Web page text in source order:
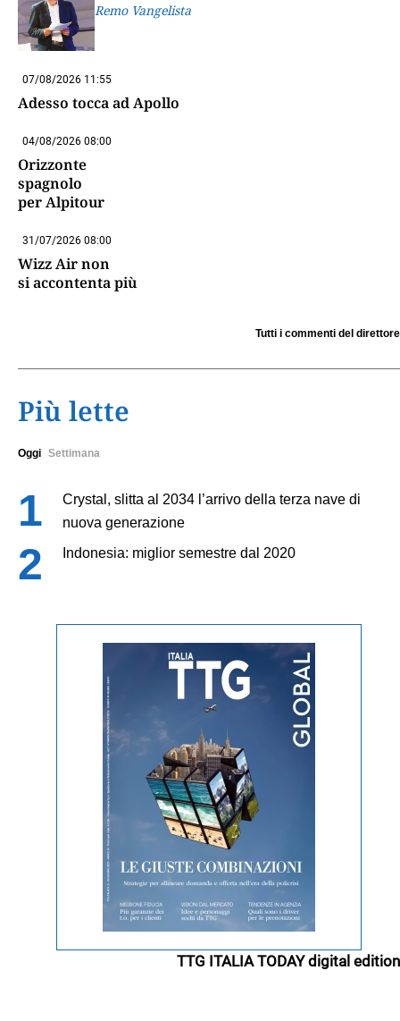
Remo Vangelista
07/08/2026 11:55
Adesso tocca ad Apollo
04/08/2026 08:00
Orizzonte
spagnolo
per Alpitour
31/07/2026 08:00
Wizz Air non
si accontenta più
Tutti i commenti del direttore
Più lette
Oggi Settimana
Crystal, slitta al 2034 l’arrivo della terza nave di
nuova generazione
Indonesia: miglior semestre dal 2020
TTG ITALIA TODAY digital edition